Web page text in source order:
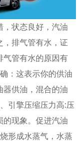
，状态良好，汽油
，排气管有水，证
气管有水的原因有
：这表示你的供油
器供油，混合的油
引擎压缩压力高:压
的现象。促进汽油
形成水蒸气，水蒸